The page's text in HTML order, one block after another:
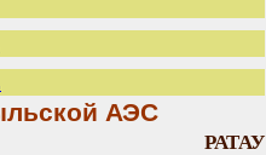
АЭС
РАТАУ